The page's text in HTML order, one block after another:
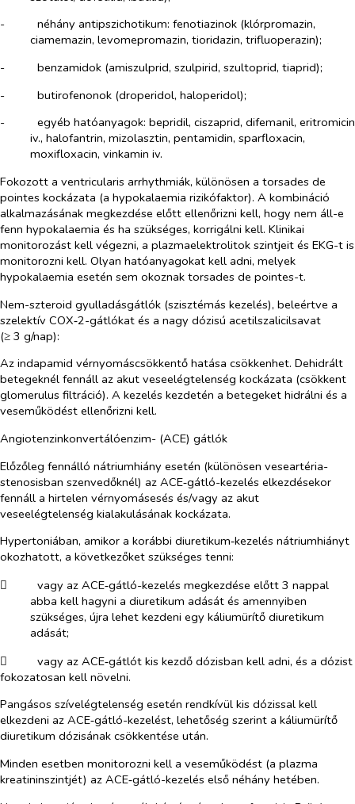
-​
néhány antipszichotikum: fenotiazinok (klórpromazin,
ciamemazin, levomepromazin, tioridazin, trifluoperazin);
-​
benzamidok (amiszulprid, szulpirid, szultoprid, tiaprid);
-​
butirofenonok (droperidol, haloperidol);
-​
egyéb hatóanyagok: bepridil, ciszaprid, difemanil, eritromicin
iv., halofantrin, mizolasztin, pentamidin, sparfloxacin,
moxifloxacin, vinkamin iv.
Fokozott a ventricularis arrhythmiák, különösen a torsades de
pointes kockázata (a hypokalaemia rizikófaktor). A kombináció
alkalmazásának megkezdése előtt ellenőrizni kell, hogy nem áll-e
fenn hypokalaemia és ha szükséges, korrigálni kell. Klinikai
monitorozást kell végezni, a plazmaelektrolitok szintjeit és EKG-t is
monitorozni kell. Olyan hatóanyagokat kell adni, melyek
hypokalaemia esetén sem okoznak torsades de pointes-t.
Nem-szteroid gyulladásgátlók (szisztémás kezelés), beleértve a
szelektív COX‑2-gátlókat és a nagy dózisú acetilszalicilsavat
(≥ 3 g/nap):
Az indapamid vérnyomáscsökkentő hatása csökkenhet. Dehidrált
betegeknél fennáll az akut veseelégtelenség kockázata (csökkent
glomerulus filtráció). A kezelés kezdetén a betegeket hidrálni és a
veseműködést ellenőrizni kell.
Angiotenzinkonvertálóenzim- (ACE) gátlók
Előzőleg fennálló nátriumhiány esetén (különösen veseartéria-
stenosisban szenvedőknél) az ACE‑gátló-kezelés elkezdésekor
fennáll a hirtelen vérnyomásesés és/vagy az akut
veseelégtelenség kialakulásának kockázata.
Hypertoniában, amikor a korábbi diuretikum‑kezelés nátriumhiányt
okozhatott, a következőket szükséges tenni:
​
vagy az ACE‑gátló-kezelés megkezdése előtt 3 nappal
abba kell hagyni a diuretikum adását és amennyiben
szükséges, újra lehet kezdeni egy káliumürítő diuretikum
adását;
​
vagy az ACE‑gátlót kis kezdő dózisban kell adni, és a dózist
fokozatosan kell növelni.
Pangásos szívelégtelenség esetén rendkívül kis dózissal kell
elkezdeni az ACE‑gátló-kezelést, lehetőség szerint a káliumürítő
diuretikum dózisának csökkentése után.
Minden esetben monitorozni kell a veseműködést (a plazma
kreatininszintjét) az ACE‑gátló-kezelés első néhány hetében.